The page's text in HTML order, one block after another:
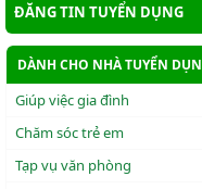
ĐĂNG TIN TUYỂN DỤNG
DÀNH CHO NHÀ TUYỂN
Giúp việc gia đình
Chăm sóc trẻ em
Tạp vụ văn phòng